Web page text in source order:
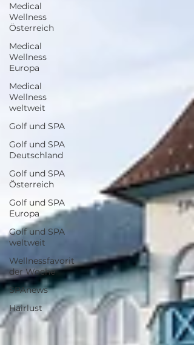
Medical
Wellness
Österreich
Medical
Wellness
Europa
Medical
Wellness
weltweit
Golf und SPA
Golf und SPA
Deutschland
Golf und SPA
Österreich
Golf und SPA
Europa
Golf und SPA
weltweit
Wellnessfavorit
der Woche
SPAnews
Hairlust